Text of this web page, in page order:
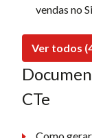
vendas no
Ver todos
CTe